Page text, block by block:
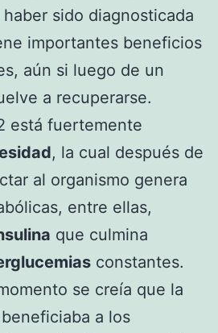
sido diagnosticada
importantes beneficios
aún si luego de un
a recuperarse.
está fuertemente
, la cual después de
al organismo genera
entre ellas,
que culmina
constantes.
se creía que la
beneficiaba a los